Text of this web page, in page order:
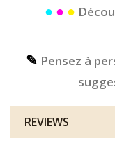
● ● ●
✎ Pensez à
REVIEWS